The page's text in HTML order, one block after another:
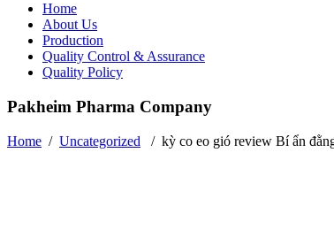
Home
About Us
Production
Quality Control & Assurance
Quality Policy
Pakheim Pharma Company
Home / Uncategorized / kỳ co eo gió review Bí ẩn